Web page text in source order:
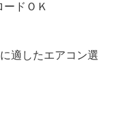
ードＯＫ
適したエアコン選